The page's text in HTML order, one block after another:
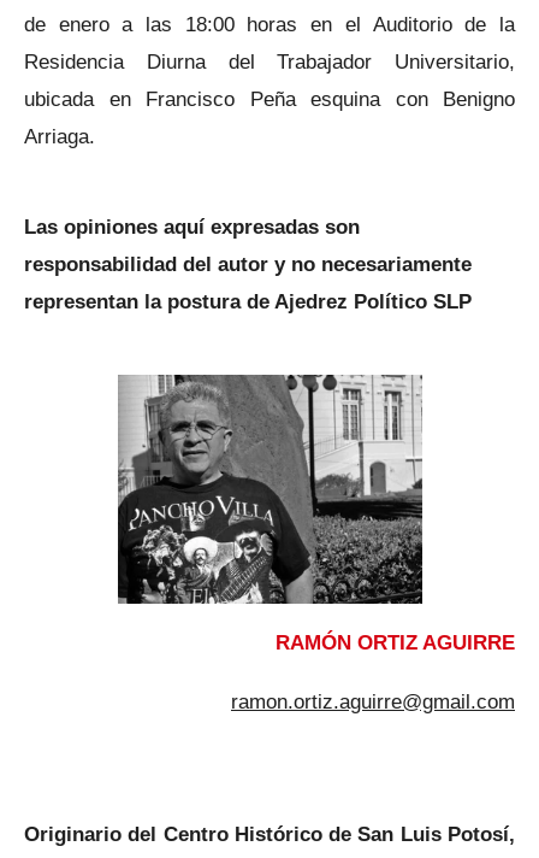
de enero a las 18:00 horas en el Auditorio de la
Residencia Diurna del Trabajador Universitario,
ubicada en Francisco Peña esquina con Benigno
Arriaga.
Las opiniones aquí expresadas son
responsabilidad del autor y no necesariamente
representan la postura de Ajedrez Político SLP
RAMÓN ORTIZ AGUIRRE
ramon.ortiz.aguirre@gmail.com
Originario del Centro Histórico de San Luis Potosí,